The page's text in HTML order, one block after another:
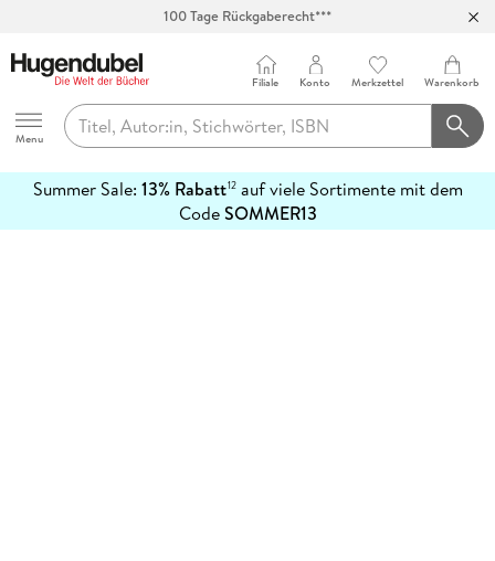
100 Tage Rückgaberecht***
Hugendubel
Menu
Filiale Konto Merkzettel Warenkorb
Summer Sale: 13% Rabatt12auf viele Sortimente mit dem
CodeSOMMER13
erfahren